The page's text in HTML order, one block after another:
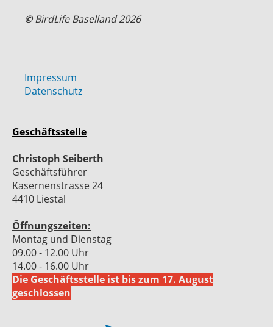
©BirdLife Baselland 2026
Impressum
Datenschutz
Geschäftsstelle
Christoph Seiberth
Geschäftsführer
Kasernenstrasse 24
4410 Liestal
Öffnungszeiten:
Montag und Dienstag
09.00 - 12.00 Uhr
14.00 - 16.00 Uhr
Die Geschäftsstelle ist bis zum 17. August
geschlossen